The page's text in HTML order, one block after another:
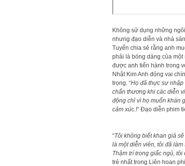
Không sử dụng những
nhưng đạo diễn và nhà
Tuyến chia sẻ rằng anh
phải là bóng dáng của
được anh tiến hành trong
Nhật Kim Anh đóng vai
trọng. “Họ đã thực sự nhập
chấn thương khi các diễn
động chỉ vì họ muốn khán
cảm xúc.!” Đạo diễn phim
“Tôi không biết khan giả
là một diễn viên, tôi đã
Thậm trí trong giấc ngủ,
trẻ nhất trong Liên hoan